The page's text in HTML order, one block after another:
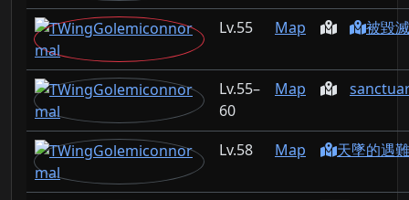
55 Map 被毀
55–
60
Map
58 Map 天墜的遇